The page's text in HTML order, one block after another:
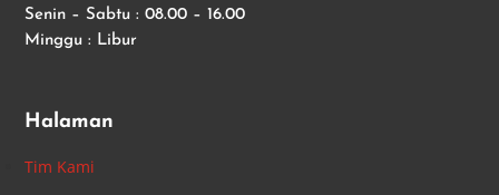
Senin – Sabtu : 08.00 – 16.00
Minggu : Libur
Halaman
Tim Kami